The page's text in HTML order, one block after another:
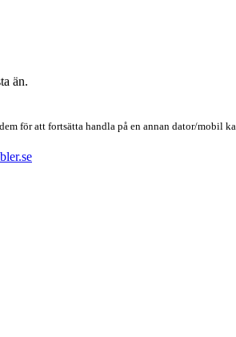
än.
för att fortsätta handla på en annan dator/